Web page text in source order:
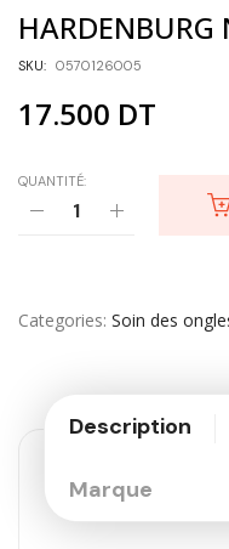
HARDENBURG
SKU: 0570126005
17.500 DT
QUANTITÉ:
Categories Soin des
Description
Marque